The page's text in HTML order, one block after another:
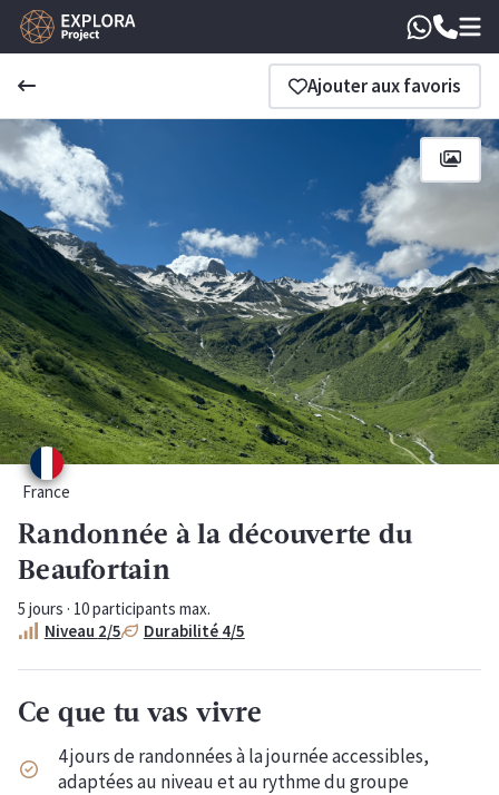
Ajouter aux favoris
France
Randonnée à la découverte du
Beaufortain
5 jours · 10participants max.
Niveau 2/5 Durabilité 4/5
Ce que tu vas vivre
4 jours de randonnées à la journée accessibles,
adaptées au niveau et au rythme du groupe